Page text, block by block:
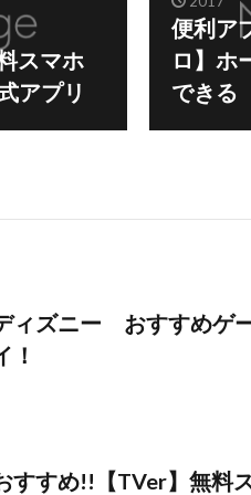
スマホ
アプリ
便利ア
ロ】ホ
できる
ィズニー おすすめゲ
！
すすめ!!【TVer】無料